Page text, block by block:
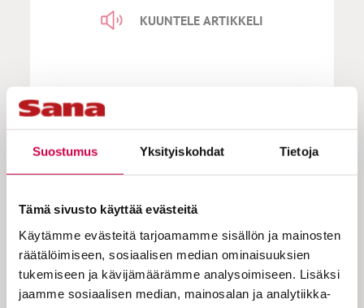
Suostumus Yksityiskohdat Tietoja
Tämä sivusto käyttää evästeitä
Käytämme evästeitä tarjoamamme sisällön ja mainosten
räätälöimiseen, sosiaalisen median ominaisuuksien
tukemiseen ja kävijämäärämme analysoimiseen. Lisäksi
jaamme sosiaalisen median, mainosalan ja analytiikka-
KUUNTELE ARTIKKELI
Arjen pyhyyttä | Mitä eroa on
isien uskolla ja äitien uskolla?
sukupuolesta avartui ja jyrkät rajat
pehmenivät, nousi monessa tarve
kyseenalaistaa se, että Jumala on isä.
Miehet tuntuivat silloisessa ajattelutavassa
kannattelevan mutta myös hallitsevan